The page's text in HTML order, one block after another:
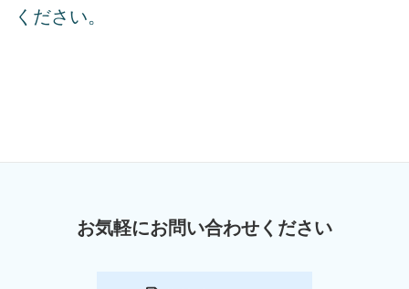
ください。
お気軽にお問い合わせください